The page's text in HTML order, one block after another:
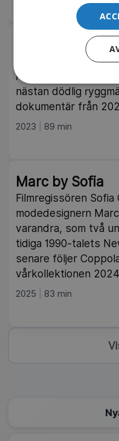
Dox: Berget
En skildring av den
rugbyspelaren Ed
nästan dödlig
dokumentär från
2023 89 min
Marc by Sofia
Filmregissören Sofia
modedesignern
varandra, som två
tidiga 1990-talets
senare följer
vårkollektionen
2025 83 min